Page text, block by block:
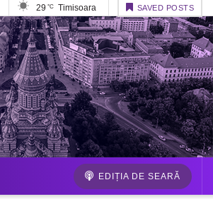
29 °C Timisoara SAVED POSTS
EDIȚIA DE SEARĂ